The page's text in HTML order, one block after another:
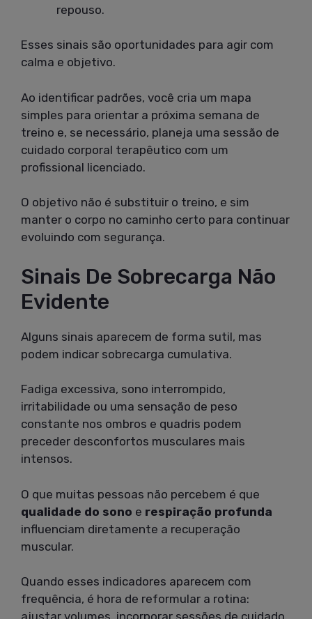
repouso.
Esses sinais são oportunidades para agir com
calma e objetivo.
Ao identificar padrões, você cria um mapa
simples para orientar a próxima semana de
treino e, se necessário, planeja uma sessão de
cuidado corporal terapêutico com um
profissional licenciado.
O objetivo não é substituir o treino, e sim
manter o corpo no caminho certo para continuar
evoluindo com segurança.
Sinais De Sobrecarga Não
Evidente
Alguns sinais aparecem de forma sutil, mas
podem indicar sobrecarga cumulativa.
Fadiga excessiva, sono interrompido,
irritabilidade ou uma sensação de peso
constante nos ombros e quadris podem
preceder desconfortos musculares mais
intensos.
O que muitas pessoas não percebem é que
qualidade do sono e respiração profunda
influenciam diretamente a recuperação
muscular.
Quando esses indicadores aparecem com
frequência, é hora de reformular a rotina: